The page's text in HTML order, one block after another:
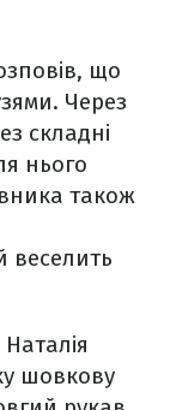
що
Через
складні
нього
також
веселить
шовкову